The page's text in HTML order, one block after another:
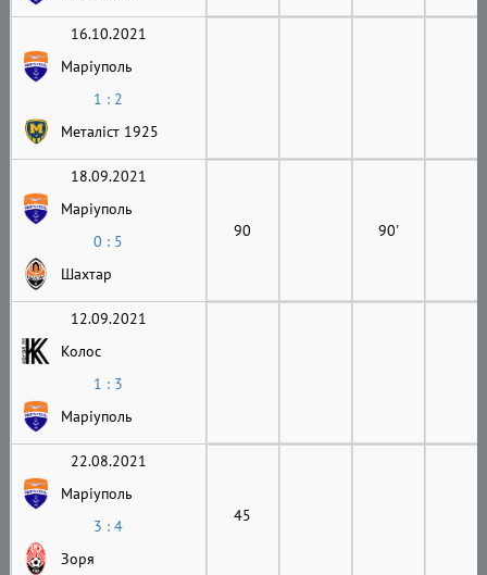
16.10.2021
Маріуполь
1 : 2
Металіст 1925
18.09.2021
Маріуполь
0 : 5
Шахтар
90 90'
12.09.2021
Колос
1 : 3
Маріуполь
22.08.2021
Маріуполь
3 : 4
Зоря
45